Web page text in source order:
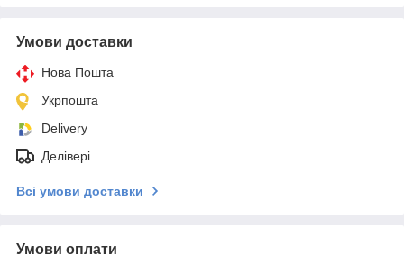
Умови доставки
Нова Пошта
Укрпошта
Delivery
Делівері
Всі умови доставки
Умови оплати